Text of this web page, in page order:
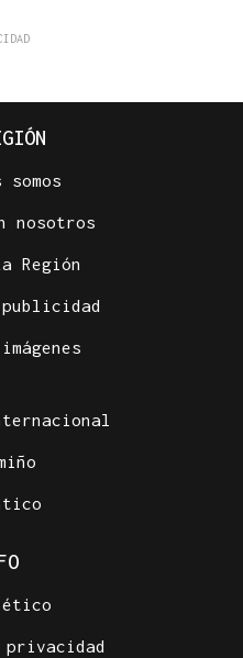
somos
nosotros
Región
ético